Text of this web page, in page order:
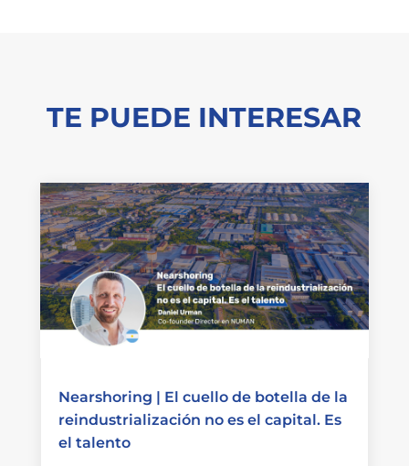
TE PUEDE INTERESAR
Nearshoring | El cuello de botella de la
reindustrialización no es el capital. Es
el talento